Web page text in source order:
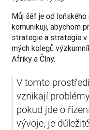
Můj šéf je od
komunikuji, abychom
strategie a strategie
mých kolegů
Afriky a Číny.
V tomto
vznikají
pokud jde o
vývoje, je